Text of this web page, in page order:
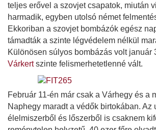
teljes erővel a szovjet csapatok, miután
harmadik, egyben utolsó német
Ekkoriban a szovjet bombázók egész
támadták a szinte légvédelem nélkül
Különösen súlyos bombázás volt január
Várkertszinte felismerhetetlenné vált.
Február 11-én már csak a Várhegy és a
Naphegy maradt a védők birtokában. Az
élelmiszerből és lőszerből is csaknem